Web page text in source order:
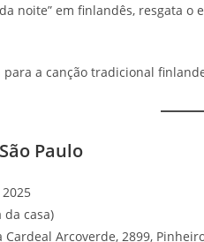
noite” em finlandês, resgata
para a canção tradicional
Paulo
da casa)
Cardeal Arcoverde, 2899,